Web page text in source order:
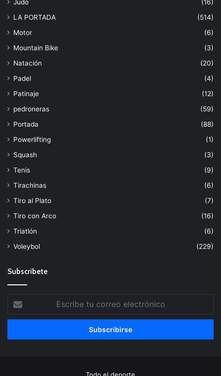
Judo
(16)
LA PORTADA
(514)
Motor
(6)
Mountain Bike
(3)
Natación
(20)
Padel
(4)
Patinaje
(12)
pedroneras
(59)
Portada
(88)
Powerlifting
(1)
Squash
(3)
Tenis
(9)
Tirachinas
(6)
Tiro al Plato
(7)
Tiro con Arco
(16)
Triatlón
(6)
Voleybol
(229)
Subscribete
tu
correo
Todo el deporte